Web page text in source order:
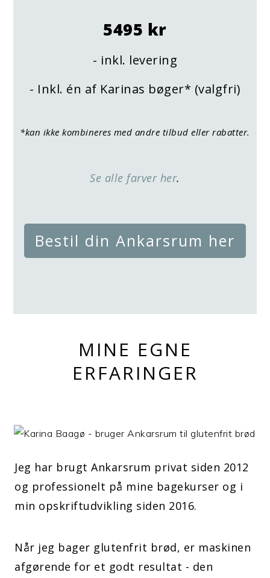
5495 kr
- inkl. levering
- Inkl. én af Karinas bøger* (valgfri)
*kan ikke kombineres med andre tilbud eller rabatter.
Se alle farver her.
Bestil din Ankarsrum her
MINE EGNE
ERFARINGER
Jeg har brugt Ankarsrum privat siden 2012
og professionelt på mine bagekurser og i
min opskriftudvikling siden 2016.
Når jeg bager glutenfrit brød, er maskinen
afgørende for et godt resultat - den